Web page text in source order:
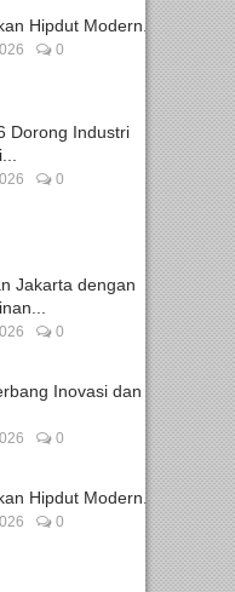
Hipdut Modern...
0
Dorong Industri
0
Jakarta dengan
0
Inovasi dan
0
Hipdut Modern...
0